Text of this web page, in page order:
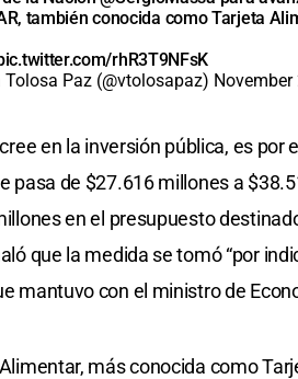
también conocida como Tarjeta
rhR3T9NFsK
Paz (@vtolosapaz) November
en la inversión pública, es
pasa de $27.616 millones a
en el presupuesto
que la medida se tomó “por
mantuvo con el ministro de
más conocida como